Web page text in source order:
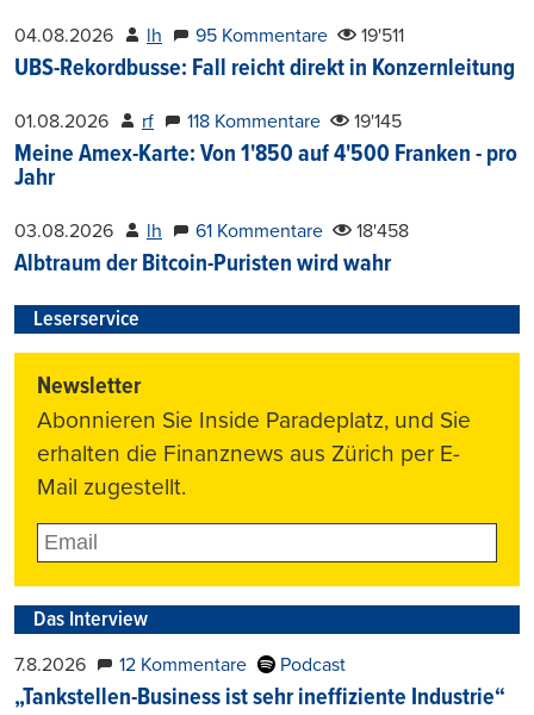
04.08.2026 lh 95 Kommentare 19'511
UBS-Rekordbusse: Fall reicht direkt in Konzernleitung
01.08.2026 rf 118 Kommentare 19'145
Meine Amex-Karte: Von 1'850 auf 4'500 Franken - pro
Jahr
03.08.2026 lh 61 Kommentare 18'458
Albtraum der Bitcoin-Puristen wird wahr
Leserservice
Newsletter
Abonnieren Sie Inside Paradeplatz, und Sie
erhalten die Finanznews aus Zürich per E-
Mail zugestellt.
Das Interview
7.8.2026 12 Kommentare Podcast
„Tankstellen-Business ist sehr ineffiziente Industrie“